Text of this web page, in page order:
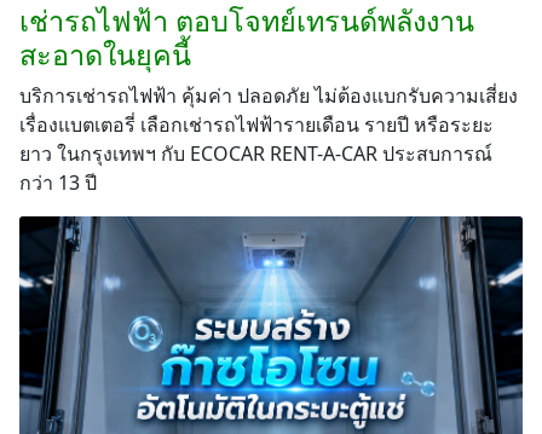
เช่ารถไฟฟ้า ตอบโจทย์เทรนด์พลังงาน
สะอาดในยุคนี้
บริการเช่ารถไฟฟ้า คุ้มค่า ปลอดภัย ไม่ต้องแบกรับความเสี่ยง
เรื่องแบตเตอรี่ เลือกเช่ารถไฟฟ้ารายเดือน รายปี หรือระยะ
ยาว ในกรุงเทพฯ กับ ECOCAR RENT-A-CAR ประสบการณ์
กว่า 13 ปี